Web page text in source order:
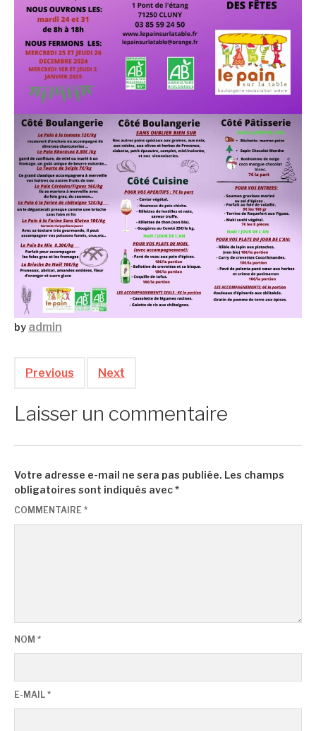
by admin
Previous Next
Laisser un commentaire
Votre adresse e-mail ne sera pas publiée. Les champs
obligatoires sont indiqués avec*
COMMENTAIRE *
NOM *
E-MAIL *